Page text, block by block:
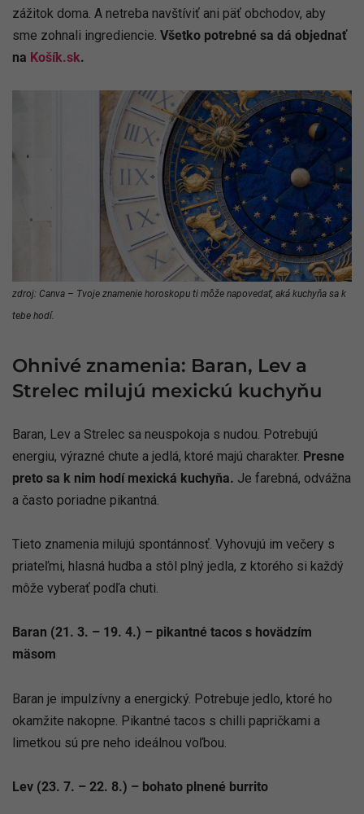
zážitok doma. A netreba navštíviť ani päť obchodov, aby
sme zohnali ingrediencie. Všetko potrebné sa dá objednať
na Košík.sk.
zdroj: Canva – Tvoje znamenie horoskopu ti môže napovedať, aká kuchyňa sa k
tebe hodí.
Ohnivé znamenia: Baran, Lev a
Strelec milujú mexickú kuchyňu
Baran, Lev a Strelec sa neuspokoja s nudou. Potrebujú
energiu, výrazné chute a jedlá, ktoré majú charakter. Presne
preto sa k nim hodí mexická kuchyňa. Je farebná, odvážna
a často poriadne pikantná.
Tieto znamenia milujú spontánnosť. Vyhovujú im večery s
priateľmi, hlasná hudba a stôl plný jedla, z ktorého si každý
môže vyberať podľa chuti.
Baran (21. 3. – 19. 4.) – pikantné tacos s hovädzím
mäsom
Baran je impulzívny a energický. Potrebuje jedlo, ktoré ho
okamžite nakopne. Pikantné tacos s chilli papričkami a
limetkou sú pre neho ideálnou voľbou.
Lev (23. 7. – 22. 8.) – bohato plnené burrito